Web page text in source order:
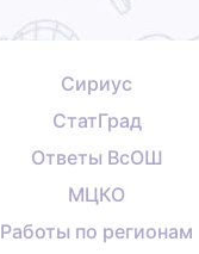
Сириус
СтатГрад
Ответы ВсОШ
МЦКО
Работы по регионам